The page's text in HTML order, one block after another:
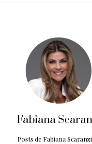
Fabiana
Posts de Fabiana Scaranzi